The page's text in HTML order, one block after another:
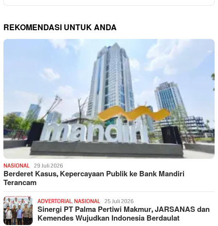
REKOMENDASI UNTUK ANDA
NASIONAL 29 Juli 2026
Berderet Kasus, Kepercayaan Publik ke Bank Mandiri
Terancam
ADVERTORIAL, NASIONAL 25 Juli 2026
Sinergi PT Palma Pertiwi Makmur, JARSANAS dan
Kemendes Wujudkan Indonesia Berdaulat